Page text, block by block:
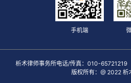
手机端
析术律师事务所电话/传真：010-65721219
版权所有：@ 2022 析